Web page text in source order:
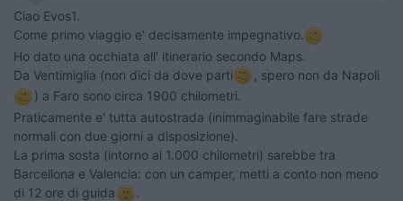
Ciao Evos1.
Come primo viaggio e' decisamente impegnativo.
Ho dato una occhiata all' itinerario secondo Maps.
Da Ventimiglia (non dici da dove parti
, spero non da Napoli
) a Faro sono circa 1900 chilometri.
Praticamente e' tutta autostrada (inimmaginabile fare strade
normali con due giorni a disposizione).
La prima sosta (intorno ai 1.000 chilometri) sarebbe tra
Barcellona e Valencia: con un camper, metti a conto non meno
di 12 ore di guida
.